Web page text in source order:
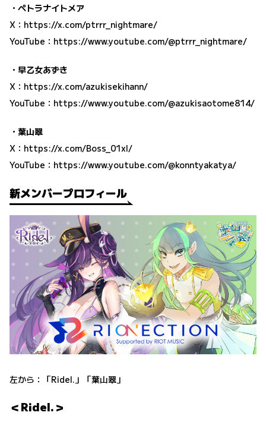
・ペトラナイトメア
X： https://x.com/ptrrr_nightmare/
YouTube： https://www.youtube.com/@ptrrr_nightmare/
・早乙女あずき
X： https://x.com/azukisekihann/
YouTube： https://www.youtube.com/@azukisaotome814/
・葉山翠
X： https://x.com/Boss_01xl/
YouTube： https://www.youtube.com/@konntyakatya/
新メンバープロフィール
左から：「Ridel.」「葉山翠」
＜Ridel.＞